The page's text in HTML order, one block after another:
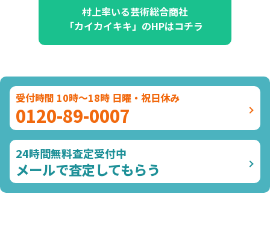
村上率いる芸術総合商社
「カイカイキキ」のHPはコチラ
受付時間 10時～18時 日曜・祝日休み
0120-89-0007
24時間無料査定受付中
メールで査定してもらう